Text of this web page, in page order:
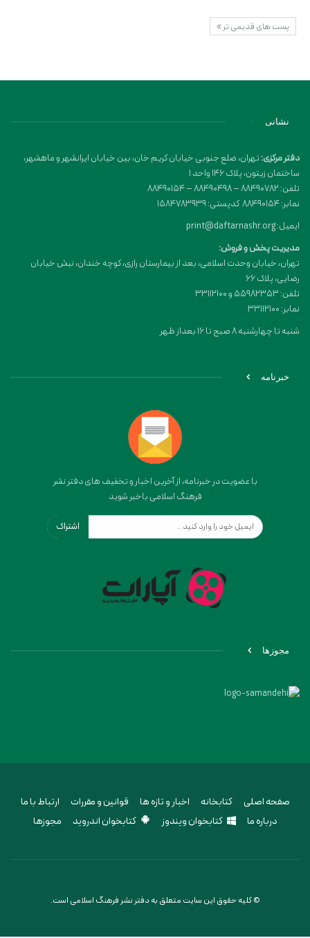
پست های قدیمی تر
نشانی
دفتر مرکزی:تهران، ضلع جنوبی خیابان کریم خان، بین خیابان ایرانشهر و ماهشهر،
ساختمان زیتون، پلاک 146 واحد 1
تلفن: 88490782 – 88490498 – 88490154
نمابر: 88490154 کدپستی: 1584783939
ایمیل: print@daftarnashr.org
مدیریت پخش و فروش:
تهران، خیابان وحدت اسلامی، بعد از بیمارستان رازی، کوچه خندان، نبش خیابان
رضایی، پلاک ۶۶
تلفن: 55982353 و 33112100
نمابر: 33112100
شنبه تا چهارشنبه 8 صبح تا 16 بعداز ظهر
خبرنامه
با عضویت در خبرنامه، از آخرین اخبار و تخفیف های دفتر نشر
فرهنگ اسلامی باخبر شوید
اشتراک
مجوزها
صفحه اصلی کتابخانه اخبار و تازه ها قوانین و مقررات
ارتباط با ما
درباره ما
کتابخوان ویندوز کتابخوان اندروید مجوزها
© کلیه حقوق این سایت متعلق به دفتر نشر فرهنگ اسلامی است.